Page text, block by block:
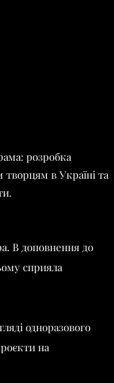
розробка
творцям в Україні та
В доповнення до
сприяла
одноразового
на